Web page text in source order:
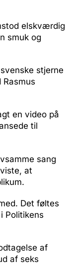
elskværdig
smuk og
stjerne
en video på
til
sang
at
Det føltes
Politikens
af
af seks